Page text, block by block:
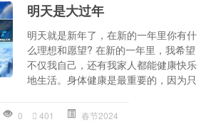
明天是大过年
明天就是新年了，在新的一年里你有什
么理想和愿望? 在新的一年里，我希望
不仅我自己，还有我家人都能健康快乐
地生活。身体健康是最重要的，因为只
0 401 春节2024